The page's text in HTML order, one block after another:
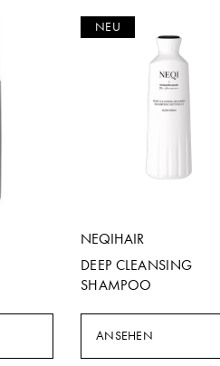
NEU
NEQIHAIR
DEEP CLEANSING
SHAMPOO
ANSEHEN